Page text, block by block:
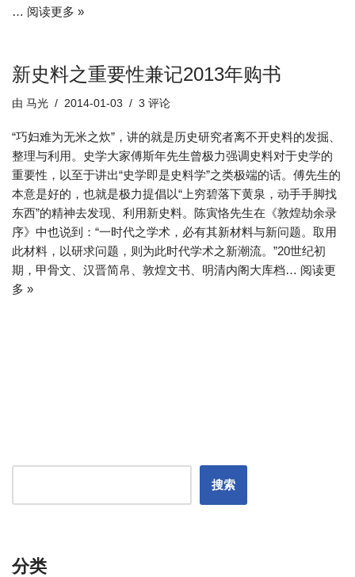
… 阅读更多 »
新史料之重要性兼记2013年购书
由 马光 2014-01-03 3 评论
“巧妇难为无米之炊”，讲的就是历史研究者离不开史料的发掘、
整理与利用。史学大家傅斯年先生曾极力强调史料对于史学的
重要性，以至于讲出“史学即是史料学”之类极端的话。傅先生的
本意是好的，也就是极力提倡以“上穷碧落下黄泉，动手手脚找
东西”的精神去发现、利用新史料。陈寅恪先生在《敦煌劫余录
序》中也说到：“一时代之学术，必有其新材料与新问题。取用
此材料，以研求问题，则为此时代学术之新潮流。”20世纪初
期，甲骨文、汉晋简帛、敦煌文书、明清内阁大库档… 阅读更
多 »
搜索
分类